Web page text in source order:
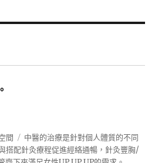
間
中醫的治療是針對個人體質的不同
搭配針灸療程促進經絡通暢，針灸豐胸/